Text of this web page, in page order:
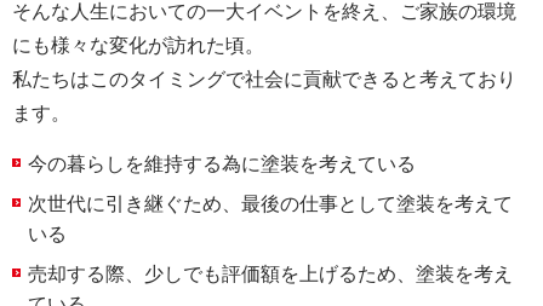
そんな人生においての一大イベントを終え、ご家族の環境
にも様々な変化が訪れた頃。
私たちはこのタイミングで社会に貢献できると考えており
ます。
今の暮らしを維持する為に塗装を考えている
次世代に引き継ぐため、最後の仕事として塗装を考えて
いる
売却する際、少しでも評価額を上げるため、塗装を考え